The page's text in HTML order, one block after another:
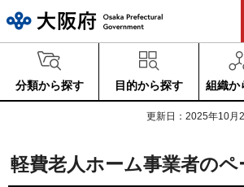
分類から探す 目的から探す 組織か
更新日：2025年10月
軽費老人ホーム事業者のペ